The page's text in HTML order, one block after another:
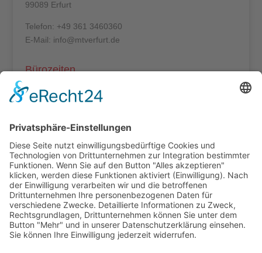
99089 Erfurt
Telefon: +49 361 3460360
E-Mail: info@mtverfurt.de
Bürozeiten
Mo – Do: 8:00 – 14:00 Uhr
Termine außerhalb unserer Geschäftszeiten nur
nach Absprache.
Folgt uns auf facebook